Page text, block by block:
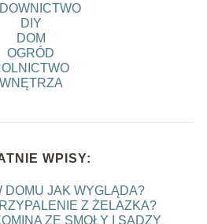
DIY
DOM
OGRÓD
WNĘTRZA
WPISY:
DOMU JAK WYGLĄDA?
Z ŻELAZKA?
ZE SMOŁY I SADZY